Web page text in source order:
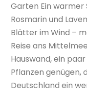
Garten Ein
Rosmarin und
Blätter im Wind –
Reise ans
Hauswand, ein
Pflanzen genügen,
Deutschland ein